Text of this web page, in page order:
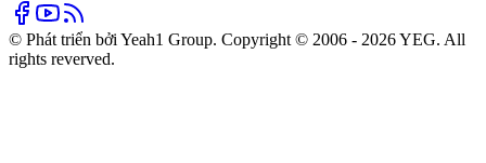
© Phát triển bởi Yeah1 Group. Copyright © 2006 - 2026 YEG. All
rights reverved.